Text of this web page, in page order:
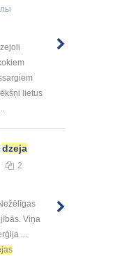
lietus
dzeja
2
Viņa
...